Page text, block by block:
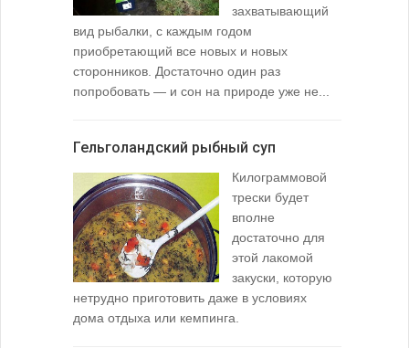
захватывающий
вид рыбалки, с каждым годом
приобретающий все новых и новых
сторонников. Достаточно один раз
попробовать — и сон на природе уже не...
Гельголандский рыбный суп
Килограммовой
трески будет
вполне
достаточно для
этой лакомой
закуски, которую
нетрудно приготовить даже в условиях
дома отдыха или кемпинга.